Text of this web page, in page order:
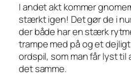
I andet akt kommer
stærkt igen! Det gør de i
der både har en stærk
trampe med på og et
ordspil, som man får lyst
det samme.